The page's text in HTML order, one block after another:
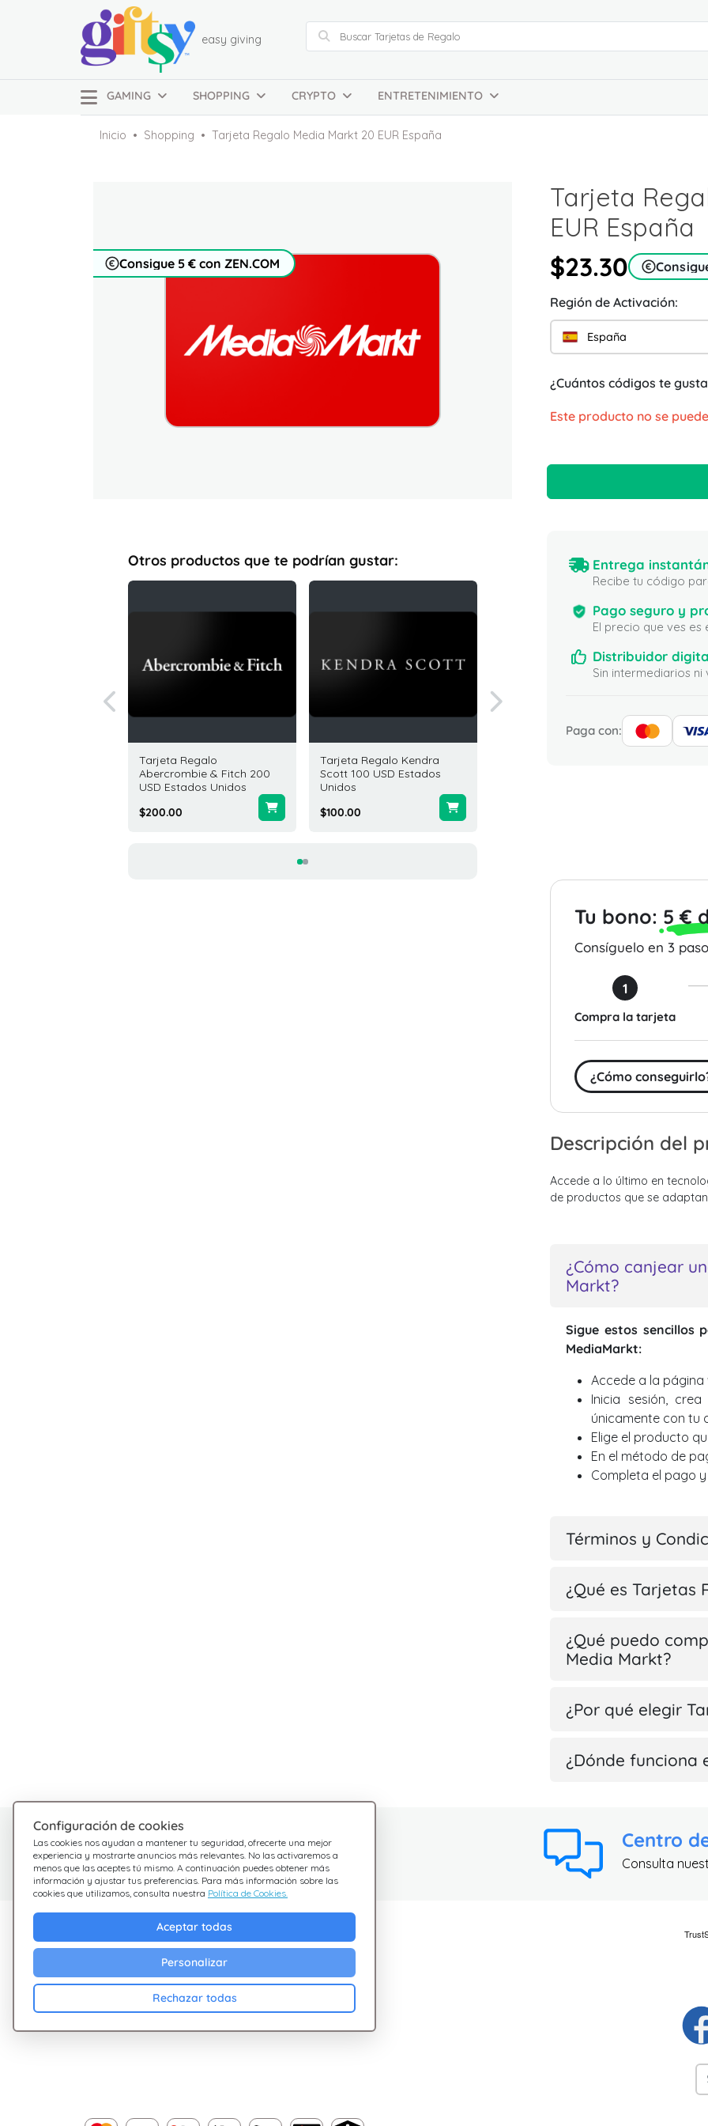
easy giving
GAMING SHOPPING CRYPTO ENTRETENIMIENTO
Inicio Shopping Tarjeta Regalo Media Markt 20 EUR España
Consigue 5 € con ZEN.COM
Tarjeta
EUR España
$23.30
Región de Activación:
España
¿Cuántos códigos te
Este producto no se
Otros productos que te podrían gustar:
Tarjeta Regalo
Abercrombie & Fitch 200
USD Estados Unidos
$200.00
Tarjeta Regalo Kendra
Scott 100 USD Estados
Unidos
$100.00
Entrega
Recibe tu código
Pago seguro y
El precio que ves
Distribuidor
Sin intermediarios
Paga con:
Tu bono: 5 €
Consíguelo en 3
1
Compra la tarjeta
¿Cómo
Descripción del
Accede a lo último en
de productos que se
¿Cómo canjear
Markt?
Sigue estos sencillos
MediaMarkt:
Accede a la página
Inicia sesión,
únicamente con tu
Elige el producto
En el método de
Completa el pago
Términos y
¿Qué es Tarjetas
¿Qué puedo
Media Markt?
¿Por qué elegir
¿Dónde funciona
Configuración de cookies
Las cookies nos ayudan a mantener tu seguridad, ofrecerte una mejor
experiencia y mostrarte anuncios más relevantes. No las activaremos a
menos que las aceptes tú mismo. A continuación puedes obtener más
información y ajustar tus preferencias. Para más información sobre las
cookies que utilizamos, consulta nuestra Política de Cookies.
Aceptar todas
Personalizar
Rechazar todas
¿Tienes dudas?
Estamos aquí para ayudarte
Centro
Consulta
Descubre Giftsy
Cashback
Blog
Condiciones
Cookies